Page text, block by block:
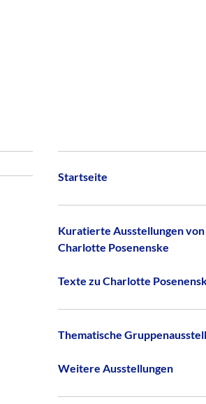
Startseite
Kuratierte Ausstellungen von
Charlotte Posenenske
Texte zu Charlotte
Thematische
Weitere Ausstellungen